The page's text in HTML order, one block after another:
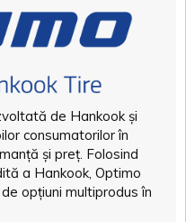
de Hankook și
consumatorilor în
și preț. Folosind
a Hankook, Optimo
opțiuni multiprodus în